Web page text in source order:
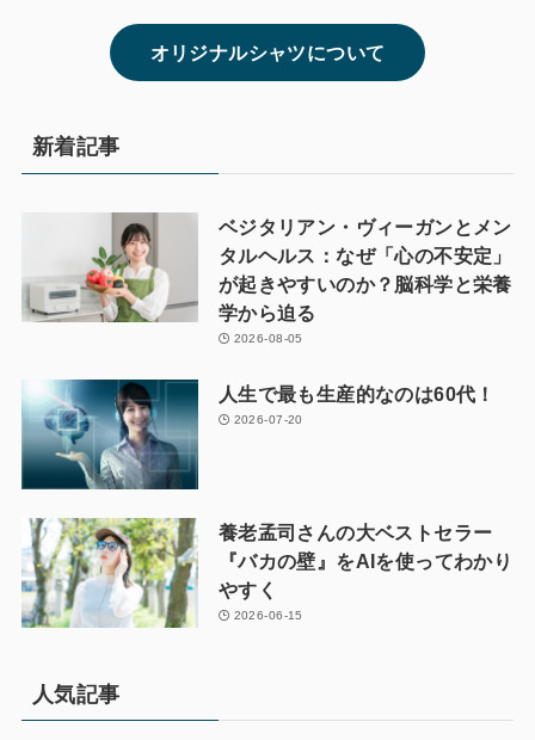
オリジナルシャツについて
新着記事
ベジタリアン・ヴィーガンとメン
タルヘルス：なぜ「心の不安定」
が起きやすいのか？脳科学と栄養
学から迫る
2026-08-05
人生で最も生産的なのは60代！
2026-07-20
養老孟司さんの大ベストセラー
『バカの壁』をAIを使ってわかり
やすく
2026-06-15
人気記事